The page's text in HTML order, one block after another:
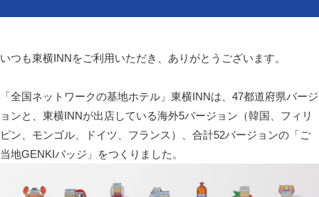
いつも東横INNをご利用いただき、ありがとうございます。
「全国ネットワークの基地ホテル」東横INNは、47都道府県バージ
ョンと、東横INNが出店している海外5バージョン（韓国、フィリ
ピン、モンゴル、ドイツ、フランス）、合計52バージョンの「ご
当地GENKIバッジ」をつくりました。